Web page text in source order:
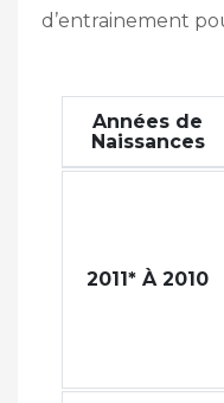
d’entrainement
Années de
Naissances
2011* À 2010